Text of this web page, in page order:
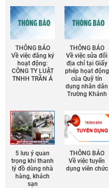
THÔNG BÁO
Về việc đăng ký
hoạt động:
CÔNG TY LUẬT
TNHH TRẦN Á
THÔNG BÁO
Về việc sửa đổi
địa chỉ tại Giấy
phép họat động
của Quỹ tín
dụng nhân dân
Trường Khánh
5 lưu ý quan
trọng khi thanh
lý đồ dùng nhà
hàng, khách
sạn
THÔNG BÁO
Về việc tuyển
dụng viên chức